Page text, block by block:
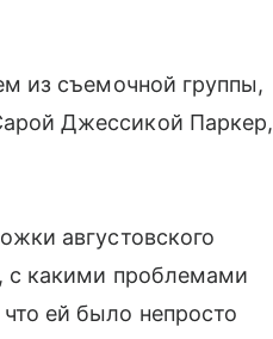
из съемочной группы,
Джессикой Паркер,
августовского
с какими проблемами
ей было непросто